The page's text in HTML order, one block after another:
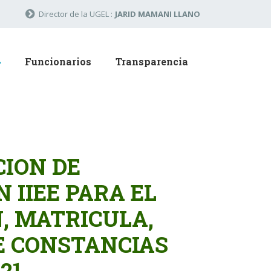
Director de la UGEL : JARID MAMANI LLANO
Funcionarios Transparencia
DE
IIEE PARA EL
MATRICULA,
CONSTANCIAS